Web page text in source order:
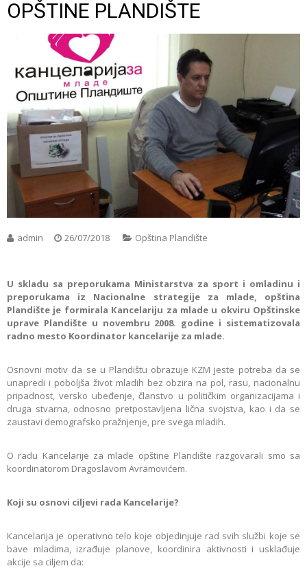
OPŠTINE PLANDIŠTE
admin 26/07/2018 Opština Plandište
U skladu sa preporukama Ministarstva za sport i omladinu i
preporukama iz Nacionalne strategije za mlade, opština
Plandište je formirala Кancelariju za mlade u okviru Opštinske
uprave Plandište u novembru 2008. godine i sistematizovala
radno mesto Koordinator kancelarije za mlade.
Osnovni motiv da se u Plandištu obrazuje КZM jeste potreba da se
unapredi i poboljša život mladih bez obzira na pol, rasu, nacionalnu
pripadnost, versko ubeđenje, članstvo u političkim organizacijama i
druga stvarna, odnosno pretpostavljena lična svojstva, kao i da se
zaustavi demografsko pražnjenje, pre svega mladih.
O radu Kancelarije za mlade opštine Plandište razgovarali smo sa
koordinatorom Dragoslavom Avramovićem.
Koji su osnovi ciljevi rada Kancelarije?
Кancelarija je operativno telo koje objedinjuje rad svih službi koje se
bave mladima, izrađuje planove, koordinira aktivnosti i usklađuje
akcije sa ciljem da: